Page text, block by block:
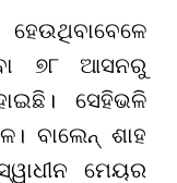
୭୮ ଆସନରୁ
ସେହିଭଳି
ବାଲେନ୍ ଶାହ
ମେୟର